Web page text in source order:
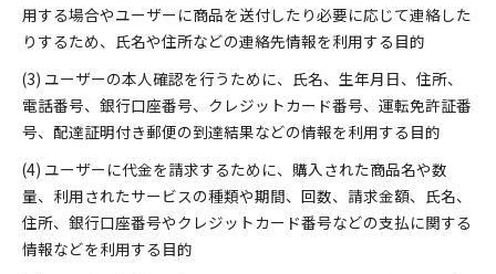
用する場合やユーザーに商品を送付したり必要に応じて連絡した
りするため、氏名や住所などの連絡先情報を利用する目的
(3) ユーザーの本人確認を行うために、氏名、生年月日、住所、
電話番号、銀行口座番号、クレジットカード番号、運転免許証番
号、配達証明付き郵便の到達結果などの情報を利用する目的
(4) ユーザーに代金を請求するために、購入された商品名や数
量、利用されたサービスの種類や期間、回数、請求金額、氏名、
住所、銀行口座番号やクレジットカード番号などの支払に関する
情報などを利用する目的